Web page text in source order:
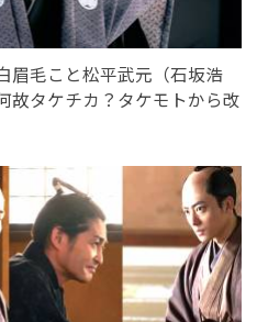
眉毛こと松平武元（石坂浩
故タケチカ？タケモトから改